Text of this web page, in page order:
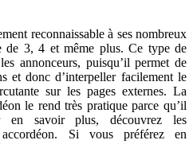
reconnaissable à ses nombreux
de 3, 4 et même plus. Ce type de
annonceurs, puisqu’il permet de
et donc d’interpeller facilement le
sur les pages externes. La
le rend très pratique parce qu’il
savoir plus, découvrez les
Si vous préférez en